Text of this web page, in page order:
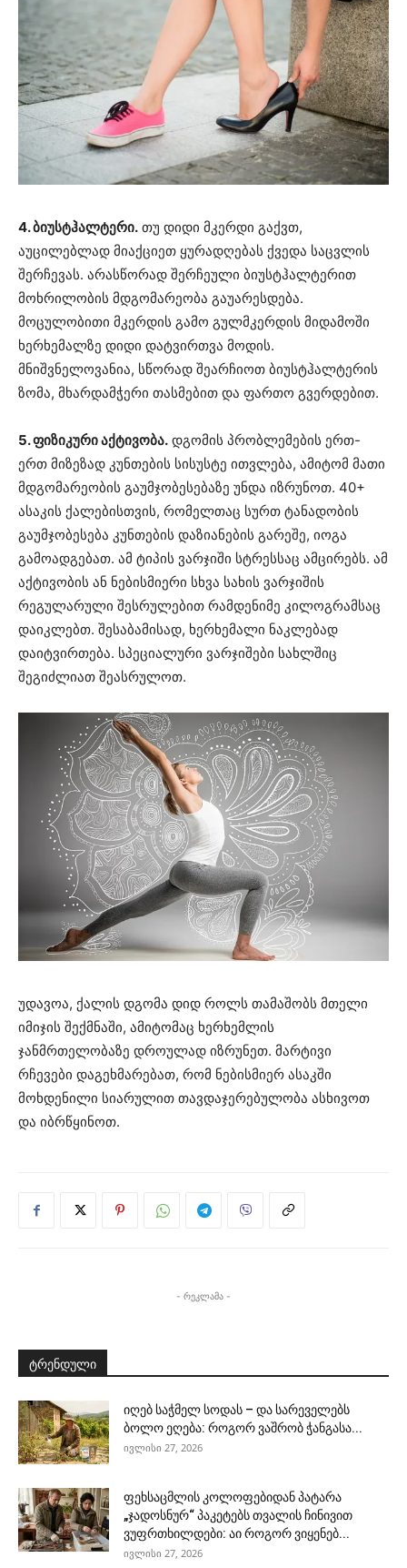
4. ბიუსტჰალტერი. თუ დიდი მკერდი გაქვთ,
აუცილებლად მიაქციეთ ყურადღებას ქვედა საცვლის
შერჩევას. არასწორად შერჩეული ბიუსტჰალტერით
მოხრილობის მდგომარეობა გაუარესდება.
მოცულობითი მკერდის გამო გულმკერდის მიდამოში
ხერხემალზე დიდი დატვირთვა მოდის.
მნიშვნელოვანია, სწორად შეარჩიოთ ბიუსტჰალტერის
ზომა, მხარდამჭერი თასმებით და ფართო გვერდებით.
5. ფიზიკური აქტივობა. დგომის პრობლემების ერთ-
ერთ მიზეზად კუნთების სისუსტე ითვლება, ამიტომ მათი
მდგომარეობის გაუმჯობესებაზე უნდა იზრუნოთ. 40+
ასაკის ქალებისთვის, რომელთაც სურთ ტანადობის
გაუმჯობესება კუნთების დაზიანების გარეშე, იოგა
გამოადგებათ. ამ ტიპის ვარჯიში სტრესსაც ამცირებს. ამ
აქტივობის ან ნებისმიერი სხვა სახის ვარჯიშის
რეგულარული შესრულებით რამდენიმე კილოგრამსაც
დაიკლებთ. შესაბამისად, ხერხემალი ნაკლებად
დაიტვირთება. სპეციალური ვარჯიშები სახლშიც
შეგიძლიათ შეასრულოთ.
უდავოა, ქალის დგომა დიდ როლს თამაშობს მთელი
იმიჯის შექმნაში, ამიტომაც ხერხემლის
ჯანმრთელობაზე დროულად იზრუნეთ. მარტივი
რჩევები დაგეხმარებათ, რომ ნებისმიერ ასაკში
მოხდენილი სიარულით თავდაჯერებულობა ასხივოთ
და იბრწყინოთ.
- რეკლამა -
ტრენდული
იღებ საჭმელ სოდას – და სარეველებს
ბოლო ეღება: როგორ ვაშრობ ჭანგასა...
ივლისი 27, 2026
ფეხსაცმლის კოლოფებიდან პატარა
„ჯადოსნურ“ პაკეტებს თვალის ჩინივით
ვუფრთხილდები: აი როგორ ვიყენებ...
ივლისი 27, 2026